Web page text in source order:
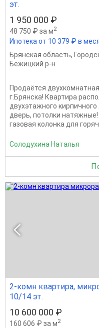
эт.
1 950 000 ₽
48 750 ₽ за м2
Ипотека от 10 379 ₽ в
Брянская область,
Бежицкий р-н
Продаётся
г.Брянска! Квартира
двухэтажного
дверь, потолки
газовая колонка для
Солодухина Наталья
2-комн квартира,
10/14 эт.
10 600 000 ₽
160 606 ₽ за м2